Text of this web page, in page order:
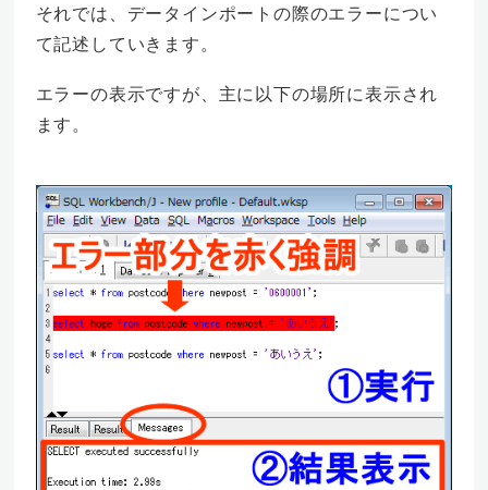
それでは、データインポートの際のエラーについ
て記述していきます。
エラーの表示ですが、主に以下の場所に表示され
ます。